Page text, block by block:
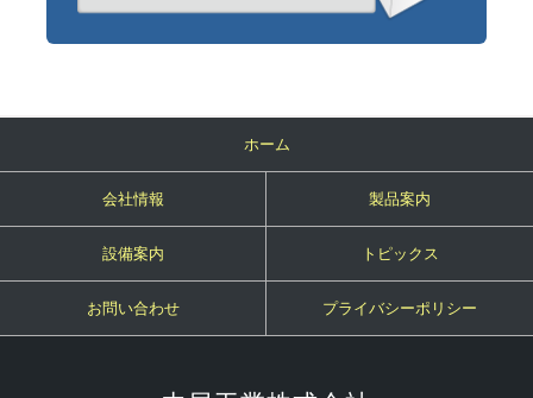
ホーム
会社情報 製品案内
設備案内 トピックス
お問い合わせ プライバシーポリシー